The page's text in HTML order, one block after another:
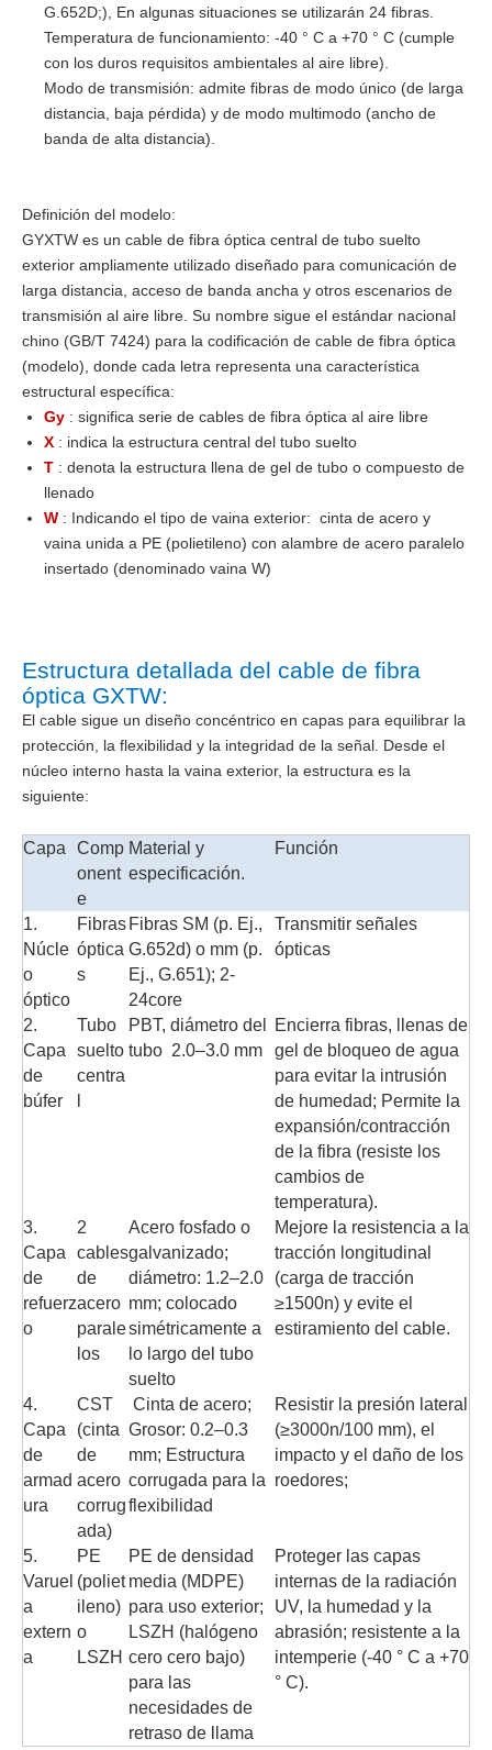
G.652D;), En algunas situaciones se utilizarán 24 fibras.
Temperatura de funcionamiento: -40 ° C a +70 ° C (cumple
con los duros requisitos ambientales al aire libre).
Modo de transmisión: admite fibras de modo único (de larga
distancia, baja pérdida) y de modo multimodo (ancho de
banda de alta distancia).
Definición del modelo:
GYXTW es un cable de fibra óptica central de tubo suelto
exterior ampliamente utilizado diseñado para comunicación de
larga distancia, acceso de banda ancha y otros escenarios de
transmisión al aire libre. Su nombre sigue el estándar nacional
chino (GB/T 7424) para la codificación de cable de fibra óptica
(modelo), donde cada letra representa una característica
estructural específica:
Gy : significa serie de cables de fibra óptica al aire libre
X : indica la estructura central del tubo suelto
T : denota la estructura llena de gel de tubo o compuesto de
llenado
W : Indicando el tipo de vaina exterior: cinta de acero y
vaina unida a PE (polietileno) con alambre de acero paralelo
insertado (denominado vaina W)
Estructura detallada del cable de fibra
óptica GXTW:
El cable sigue un diseño concéntrico en capas para equilibrar la
protección, la flexibilidad y la integridad de la señal. Desde el
núcleo interno hasta la vaina exterior, la estructura es la
siguiente:
Capa
Comp
onent
e
Material y
especificación.
Función
1.
Núcle
o
óptico
Fibras
óptica
s
Fibras SM (p. Ej.,
G.652d) o mm (p.
Ej., G.651); 2-
24core
Transmitir señales
ópticas
2.
Capa
de
búfer
Tubo
suelto
centra
PBT, diámetro del
tubo 2.0–3.0 mm
Encierra fibras, llenas de
gel de bloqueo de agua
para evitar la intrusión
de humedad; Permite la
expansión/contracción
de la fibra (resiste los
cambios de
temperatura).
3.
Capa
de
refuerz
o
2
cables
de
acero
parale
los
Acero fosfado o
galvanizado;
diámetro: 1.2–2.0
mm; colocado
simétricamente a
lo largo del tubo
suelto
Mejore la resistencia a la
tracción longitudinal
(carga de tracción
≥1500n) y evite el
estiramiento del cable.
4.
Capa
de
armad
ura
CST
(cinta
de
acero
corrug
ada)
Cinta de acero;
Grosor: 0.2–0.3
mm; Estructura
corrugada para la
flexibilidad
Resistir la presión lateral
(≥3000n/100 mm), el
impacto y el daño de los
roedores;
5.
Varuel
a
extern
a
PE
(poliet
ileno)
o
LSZH
PE de densidad
media (MDPE)
para uso exterior;
LSZH (halógeno
cero cero bajo)
para las
necesidades de
retraso de llama
Proteger las capas
internas de la radiación
UV, la humedad y la
abrasión; resistente a la
intemperie (-40 ° C a +70
° C).